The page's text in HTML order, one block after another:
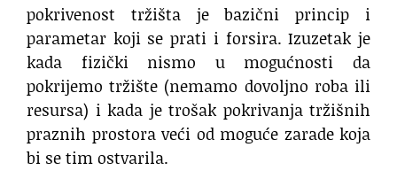
pokrivenost tržišta je bazični princip i
parametar koji se prati i forsira. Izuzetak je
kada fizički nismo u mogućnosti da
pokrijemo tržište (nemamo dovoljno roba ili
resursa) i kada je trošak pokrivanja tržišnih
praznih prostora veći od moguće zarade koja
bi se tim ostvarila.